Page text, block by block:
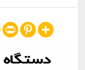
Share
Pinterest
Print